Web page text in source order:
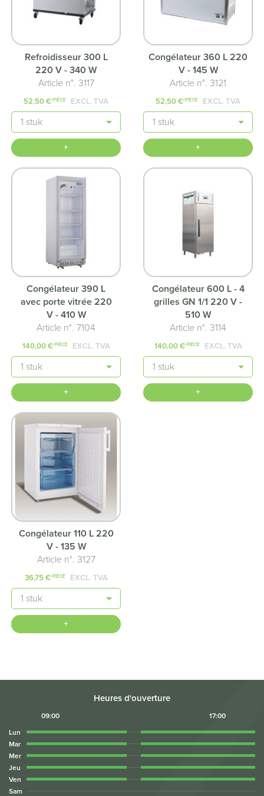
Refroidisseur 300 L
220 V - 340 W
Article n°. 3117
52,50 €/PIÈCE EXCL. TVA
Quantité
+
Congélateur 360 L 220
V - 145 W
Article n°. 3121
52,50 €/PIÈCE EXCL. TVA
Quantité
+
Congélateur 390 L
avec porte vitrée 220
V - 410 W
Article n°. 7104
140,00 €/PIÈCE EXCL. TVA
Quantité
+
Congélateur 600 L - 4
grilles GN 1/1 220 V -
510 W
Article n°. 3114
140,00 €/PIÈCE EXCL. TVA
Quantité
+
Congélateur 110 L 220
V - 135 W
Article n°. 3127
36,75 €/PIÈCE EXCL. TVA
Quantité
+
Heures d'ouverture
09:00
17:00
Lun
Mar
Mer
Jeu
Ven
Sam